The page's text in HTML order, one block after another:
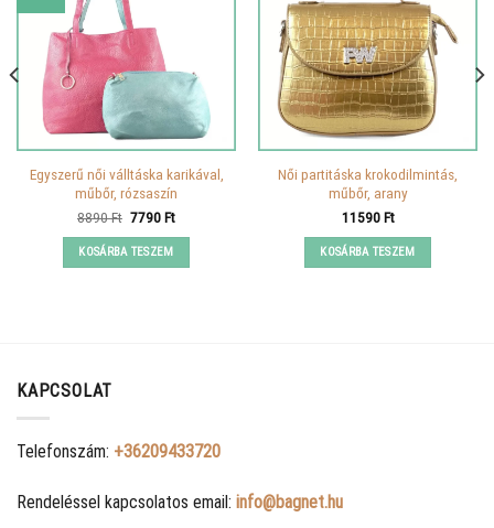
Egyszerű női válltáska karikával,
műbőr, rózsaszín
8890Ft Original
was:
8890 Ft.
7790FtCurrent
KOSÁRBA TESZEM
Női partitáska krokodilmintás,
műbőr, arany
11590Ft
KOSÁRBA TESZEM
KAPCSOLAT
Telefonszám: +36209433720
Rendeléssel kapcsolatos email: info@bagnet.hu